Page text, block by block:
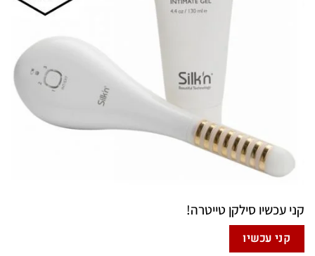
קני עכשיו סילקן טייטרה!
קני עכשיו